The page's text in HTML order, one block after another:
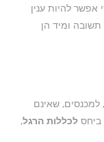
אפשר להיות ענין
ומיד הן
שאינם
ביחסלכללות הרגל,